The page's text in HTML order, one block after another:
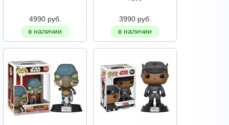
4990 руб.
в наличии
3990 руб.
в наличии